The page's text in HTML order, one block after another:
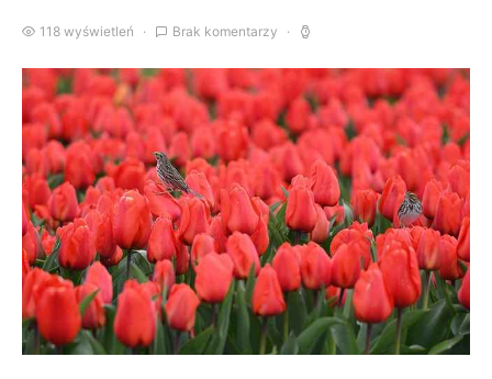
118 wyświetleń Brak komentarzy